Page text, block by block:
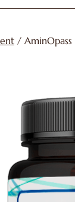
/ AminOpass